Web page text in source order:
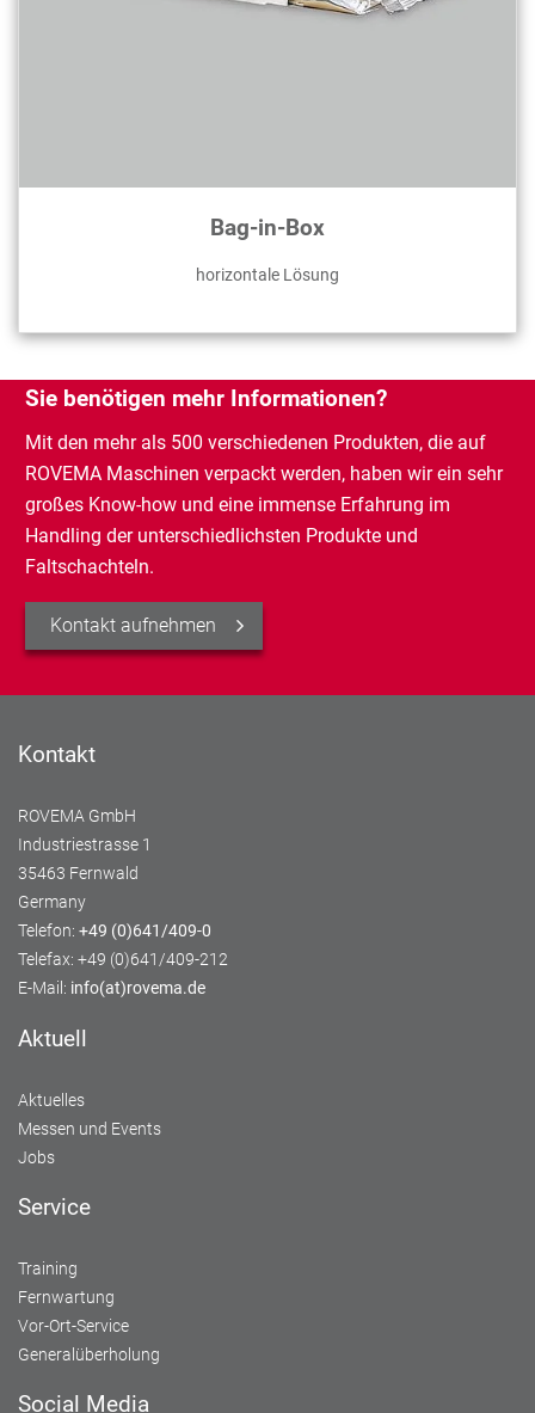
Bag-in-Box
horizontale Lösung
Sie benötigen mehr Informationen?
Mit den mehr als 500 verschiedenen Produkten, die auf
ROVEMA Maschinen verpackt werden, haben wir ein sehr
großes Know-how und eine immense Erfahrung im
Handling der unterschiedlichsten Produkte und
Faltschachteln.
Kontakt aufnehmen
Kontakt
ROVEMA GmbH
Industriestrasse 1
35463 Fernwald
Germany
Telefon: +49 (0)641/409-0
Telefax: +49 (0)641/409-212
E-Mail: info(at)rovema.de
Aktuell
Aktuelles
Messen und Events
Jobs
Service
Training
Fernwartung
Vor-Ort-Service
Generalüberholung
Social Media